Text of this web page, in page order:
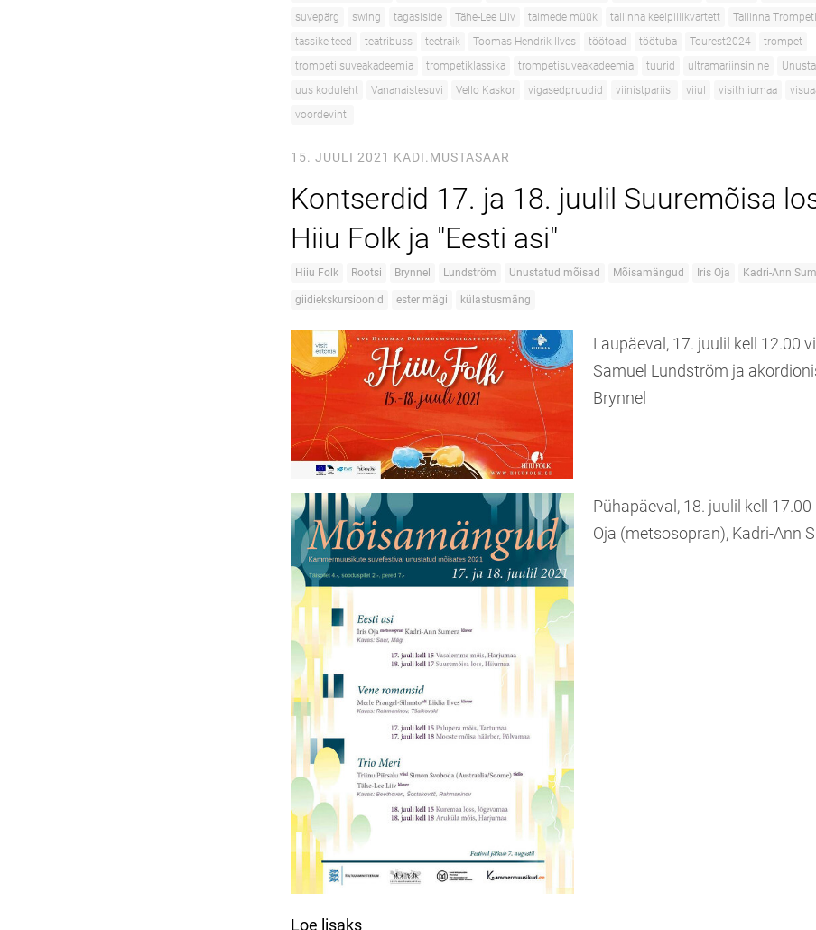
suvepärg
swing tagasiside Tähe-Lee Liiv taimede müük tallinna keelpillikvartett
Tallinna
tassike teed
teatribuss teetraik Toomas Hendrik Ilves töötoad töötuba Tourest2024
trompet
trompeti suveakadeemia
trompetiklassika trompetisuveakadeemia tuurid ultramariinsinine
uus koduleht
Vananaistesuvi Vello Kaskor vigasedpruudid viinistpariisi viiul visithiiumaa
voordevinti
15. JUULI 2021 KADI.MUSTASAAR
Kontserdid 17. ja 18. juulil Suuremõisa
Hiiu Folk ja "Eesti asi"
Hiiu Folk Rootsi Brynnel Lundström Unustatud mõisad Mõisamängud Iris Oja Kadri-Ann
giidiekskursioonid ester mägi külastusmäng
Laupäeval, 17. juulil kell 12.00
Samuel Lundström ja
Brynnel
Pühapäeval, 18. juulil kell 17.00
Oja (metsosopran), Kadri-Ann
Loe lisaks